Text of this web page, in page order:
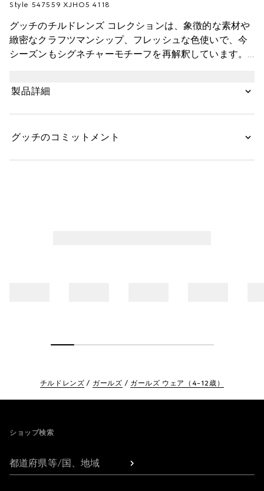
Style ‎547559 XJHO5 4118
グッチのチルドレンズ コレクションは、象徴的な素材や
緻密なクラフツマンシップ、フレッシュな色使いで、今
シーズンもシグネチャーモチーフを再解釈しています。
GUCCI ロゴをあしらいました。
製品詳細
グッチのコミットメント
チルドレンズ ガールズ ガールズ ウェア（4-12歳）
ショップ検索
都道府県等/国、地域